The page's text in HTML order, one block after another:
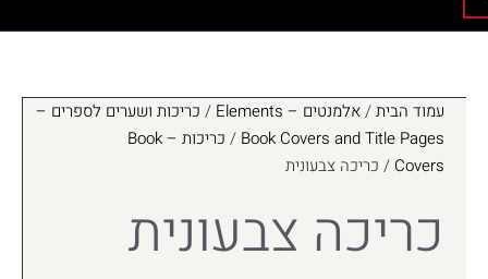
עמוד הבית/אלמנטים – Elements / כריכות ושערים לספרים –
Book Covers and Title Pages
/
כריכות – Book
Covers / כריכה צבעונית
כריכה צבעונית